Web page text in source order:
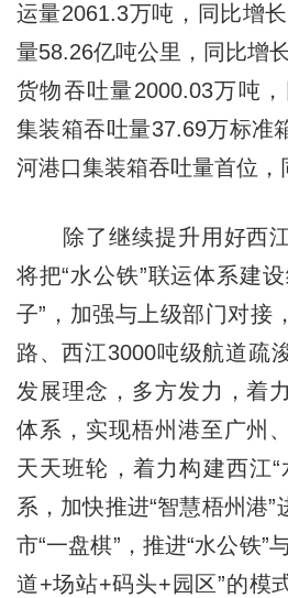
运量2061.3万吨，同比增
量58.26亿吨公里，同比增
货物吞吐量2000.03万吨，
集装箱吞吐量37.69万标准
河港口集装箱吞吐量首位，
除了继续提升用好西江
将把“水公铁”联运体系建
子”，加强与上级部门对接
路、西江3000吨级航道疏
发展理念，多方发力，着
体系，实现梧州港至广州
天天班轮，着力构建西江
系，加快推进“智慧梧州港
市“一盘棋”，推进“水公铁”
道+场站+码头+园区”的模